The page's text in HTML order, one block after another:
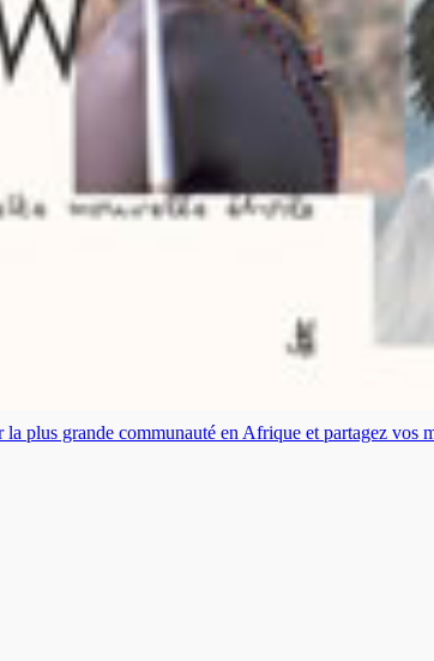
plus grande communauté en Afrique et partagez vos